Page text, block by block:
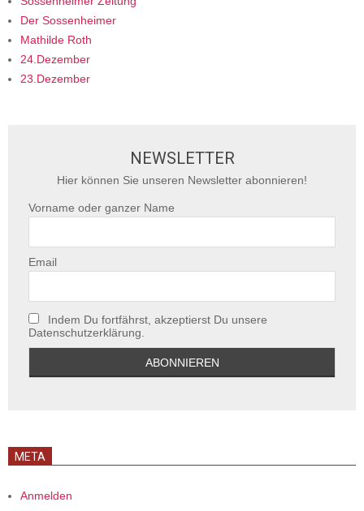
Der Sossenheimer
Mathilde Roth
24.Dezember
23.Dezember
NEWSLETTER
Hier können Sie unseren Newsletter abonnieren!
Vorname oder ganzer Name
Email
Indem Du fortfährst, akzeptierst Du unsere
Datenschutzerklärung.
META
Anmelden